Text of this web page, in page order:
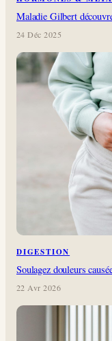
Maladie Gilbert
24 Déc 2025
DIGESTION
Soulagez douleurs
22 Avr 2026